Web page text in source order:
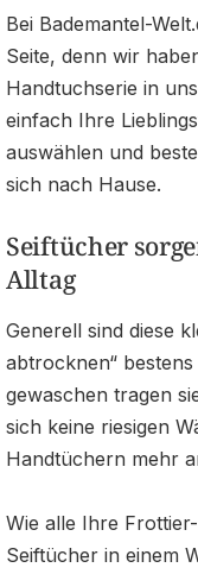
Bei Bademantel-
Seite, denn wir
Handtuchserie in
einfach Ihre
auswählen und
sich nach Hause.
Seiftücher
Alltag
Generell sind diese
abtrocknen“
gewaschen tragen
sich keine riesigen
Handtüchern mehr
Wie alle Ihre
Seiftücher in einem